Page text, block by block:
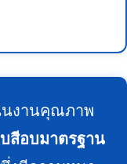
นงานคุณภาพ
สีอบมาตรฐาน